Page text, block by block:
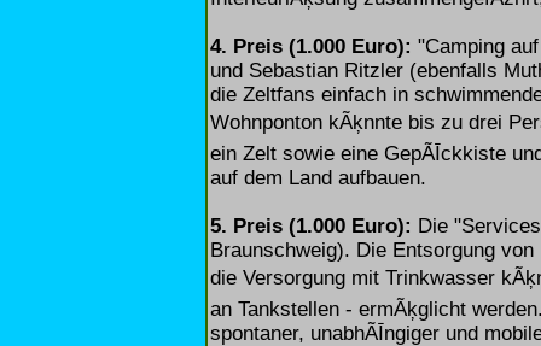
4. Preis (1.000 Euro): "Camping
und Sebastian Ritzler (ebenfalls
die Zeltfans einfach in
Wohnponton kÃķnnte bis zu drei
ein Zelt sowie eine GepÃĪckkiste
auf dem Land aufbauen.
5. Preis (1.000 Euro): Die
Braunschweig). Die Entsorgung
die Versorgung mit Trinkwasser
an Tankstellen - ermÃķglicht
spontaner, unabhÃĪngiger und